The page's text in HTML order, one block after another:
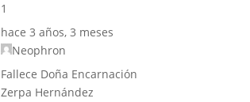
1
hace 3 años, 3 meses
Neophron
Fallece Doña Encarnación
Zerpa Hernández